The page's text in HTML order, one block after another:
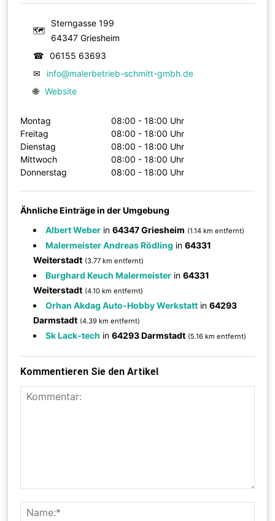
🗺
Sterngasse 199
64347 Griesheim
☎
06155 63693
✉
info@malerbetrieb-schmitt-gmbh.de
🌐 Website
Montag
08:00 - 18:00 Uhr
Freitag
08:00 - 18:00 Uhr
Dienstag
08:00 - 18:00 Uhr
Mittwoch
08:00 - 18:00 Uhr
Donnerstag
08:00 - 18:00 Uhr
Ähnliche Einträge in der Umgebung
Albert Weber in64347 Griesheim (1.14 km entfernt)
Malermeister Andreas Rödling in64331
Weiterstadt (3.77 km entfernt)
Burghard Keuch Malermeister in64331
Weiterstadt (4.10 km entfernt)
Orhan Akdag Auto-Hobby Werkstatt in64293
Darmstadt (4.39 km entfernt)
Sk Lack-tech in64293 Darmstadt (5.16 km entfernt)
Kommentieren Sie den Artikel